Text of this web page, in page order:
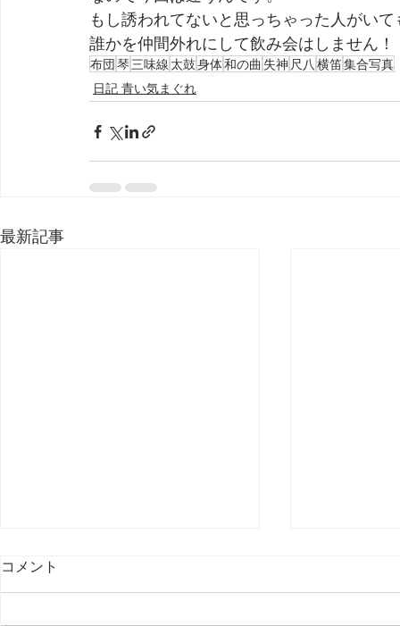
もし誘われてないと思っちゃった人がい
誰かを仲間外れにして飲み会はしません！
布団琴三味線 太鼓身体和の曲 失神 尺八 横笛集合写真
日記 青い気まぐれ
最新記事
コメント